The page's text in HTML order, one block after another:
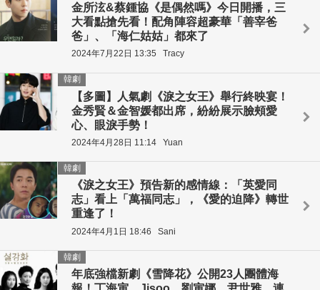
金所泫&蔡鍾協《是偶然嗎》今日開播，三
大看點搶先看！配角陣容超豪華「善宰爸
爸」、「海仁姑姑」都來了
2024年7月22日 13:35 Tracy
【多圖】人氣劇《淚之女王》舉行終映宴！
金秀賢＆金智媛都出席，紛紛展示臉頰愛
心、眼淚手勢！
韓劇
2024年4月28日 11:14 Yuan
《淚之女王》預告新的感情線：「英愛同
志」看上「萬福同志」，《愛的迫降》轉世
重逢了！
韓劇
2024年4月1日 18:46 Sani
年底強檔新劇《雪降花》公開23人團體海
韓劇